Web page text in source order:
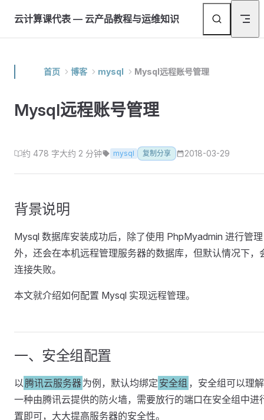
Skip to content
云计算课代表 — 云产品教程与运维知识
首页 博客 mysql Mysql远程账号管理
Mysql远程账号管理
约 478 字大约 2 分钟 mysql 复制分享 2018-03-29
背景说明
Mysql 数据库安装成功后，除了使用 PhpMyadmin 进行管理
外，还会在本机远程管理服务器的数据库，但默认情况下，
连接失败。
本文就介绍如何配置 Mysql 实现远程管理。
一、安全组配置
以腾讯云服务器为例，默认均绑定 安全组 ，安全组可以理
一种由腾讯云提供的防火墙，需要放行的端口在安全组中进
置即可，大大提高服务器的安全性。